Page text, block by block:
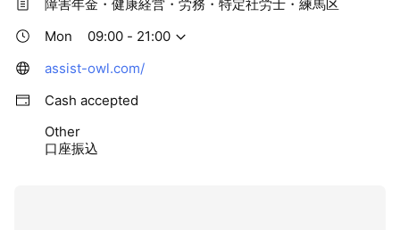
・助成金・奨励金を活用してコストを抑えながら対策を整
備したい
一つでも当てはまるなら、ぜひ最後までお読みください。
東京都のカスハラ防止奨励金をご存じですか？
障害年金・健康経営・労務・特定社労士・練馬区
Mon
09:00 - 21:00
assist-owl.com/
Cash accepted
Other
口座振込